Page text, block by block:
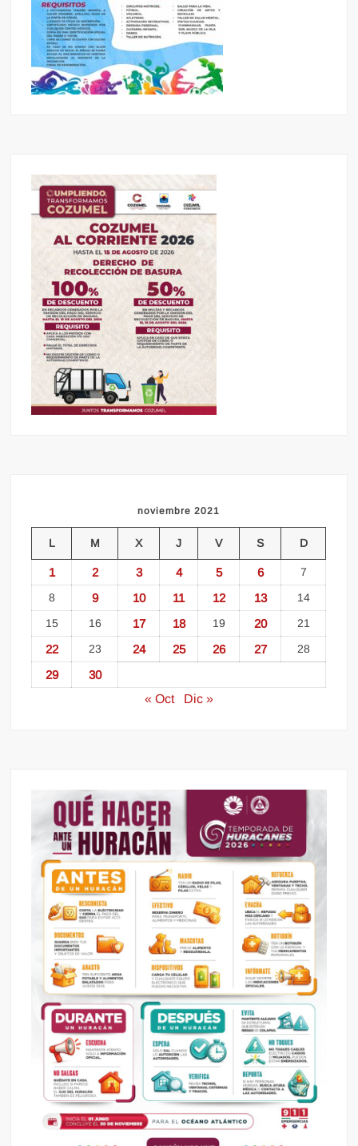
noviembre 2021
L M X J V S D
1 2 3 4 5 6
7
8
9 10 11 12 13
14
15
16 17 18 19 20 21
22 23 24 25 26 27 28
29
30
« Oct
Dic »